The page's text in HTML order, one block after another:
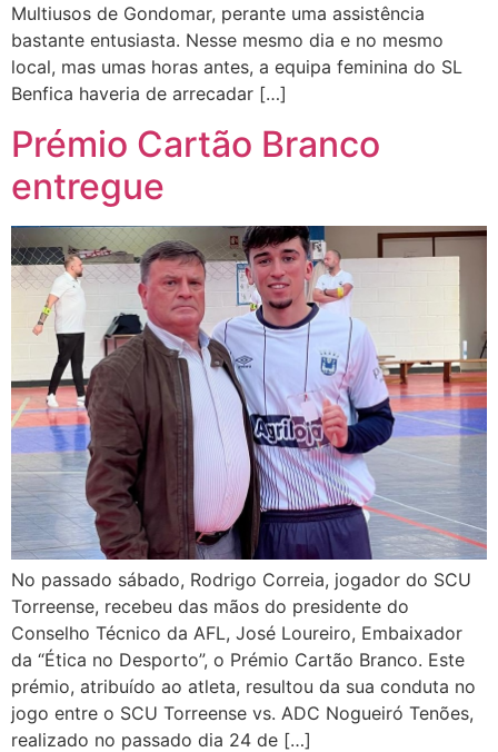
Multiusos de Gondomar, perante uma assistência
bastante entusiasta. Nesse mesmo dia e no mesmo
local, mas umas horas antes, a equipa feminina do SL
Benfica haveria de arrecadar […]
Prémio Cartão Branco
entregue
No passado sábado, Rodrigo Correia, jogador do SCU
Torreense, recebeu das mãos do presidente do
Conselho Técnico da AFL, José Loureiro, Embaixador
da “Ética no Desporto”, o Prémio Cartão Branco. Este
prémio, atribuído ao atleta, resultou da sua conduta no
jogo entre o SCU Torreense vs. ADC Nogueiró Tenões,
realizado no passado dia 24 de […]